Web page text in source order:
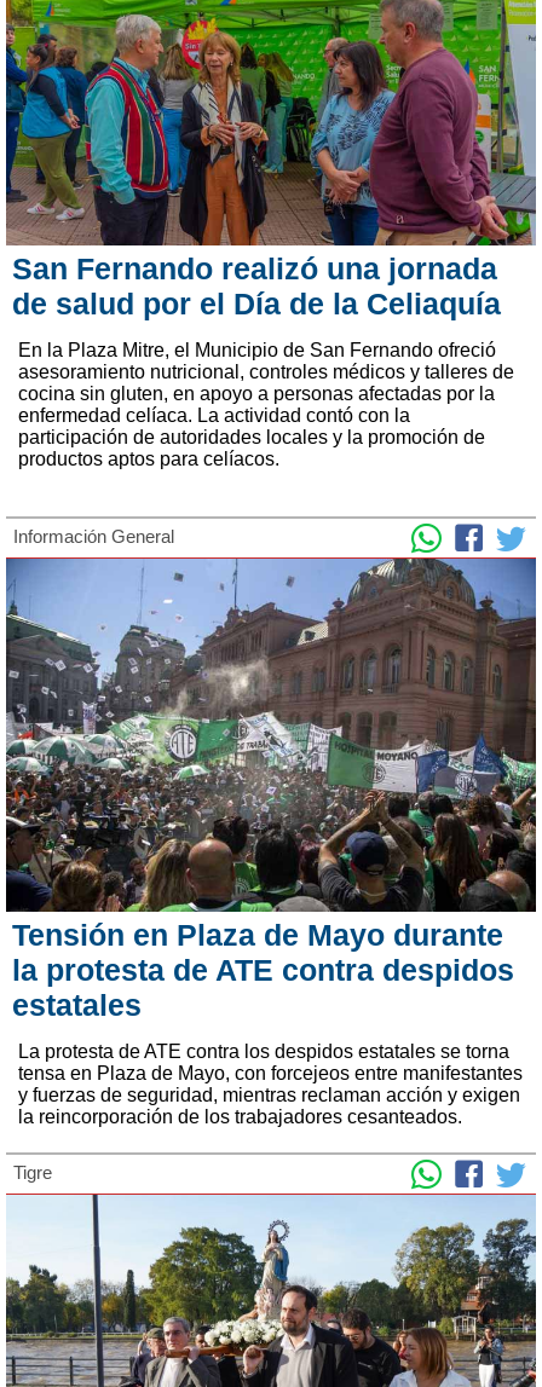
San Fernando realizó una jornada
de salud por el Día de la Celiaquía
En la Plaza Mitre, el Municipio de San Fernando ofreció
asesoramiento nutricional, controles médicos y talleres de
cocina sin gluten, en apoyo a personas afectadas por la
enfermedad celíaca. La actividad contó con la
participación de autoridades locales y la promoción de
productos aptos para celíacos.
Información General
Tensión en Plaza de Mayo durante
la protesta de ATE contra despidos
estatales
La protesta de ATE contra los despidos estatales se torna
tensa en Plaza de Mayo, con forcejeos entre manifestantes
y fuerzas de seguridad, mientras reclaman acción y exigen
la reincorporación de los trabajadores cesanteados.
Tigre